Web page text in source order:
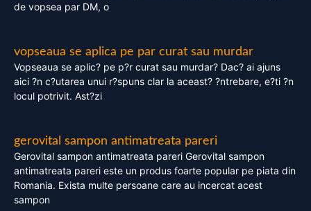
de vopsea par DM, o
vopseaua se aplica pe par curat sau murdar
Vopseaua se aplic? pe p?r curat sau murdar? Dac? ai ajuns
aici ?n c?utarea unui r?spuns clar la aceast? ?ntrebare, e?ti ?n
locul potrivit. Ast?zi
gerovital sampon antimatreata pareri
Gerovital sampon antimatreata pareri Gerovital sampon
antimatreata pareri este un produs foarte popular pe piata din
Romania. Exista multe persoane care au incercat acest
sampon